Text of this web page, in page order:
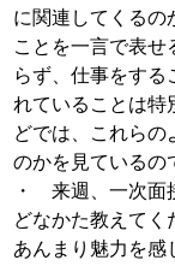
に関連してくるの
ことを一言で表
らず、仕事をする
れていることは特
どでは、これらの
のかを見ているの
・ 来週、一次面
どなかた教えてく
あんまり魅力を